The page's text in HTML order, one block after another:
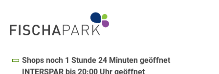
Shops noch 1 Stunde 24 Minuten geöffnet
INTERSPAR bis 20:00 Uhr geöffnet